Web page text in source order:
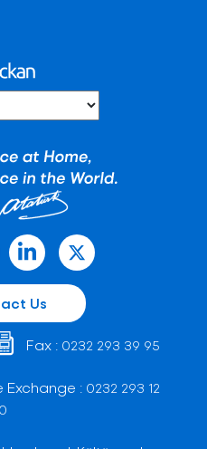
Us
Fax : 0232 293 39 95
: 0232 293 12